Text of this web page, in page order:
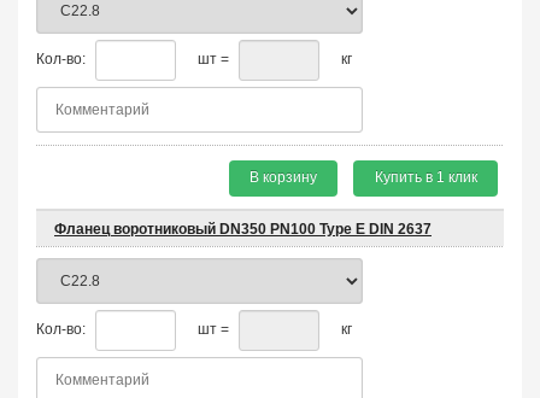
Кол-во: шт = кг
В корзину Купить в 1 клик
Фланец воротниковый DN350 PN100 Type E DIN 2637
Кол-во: шт = кг